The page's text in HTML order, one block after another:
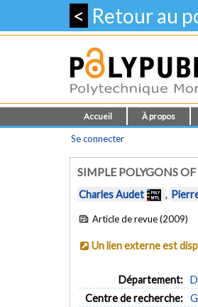
< Retour au
Accueil À propos
Se connecter
SIMPLE POLYGONS
Charles Audet ,
Article de revue (2009)
Un lien externe est
Département:
Centre de recherche: